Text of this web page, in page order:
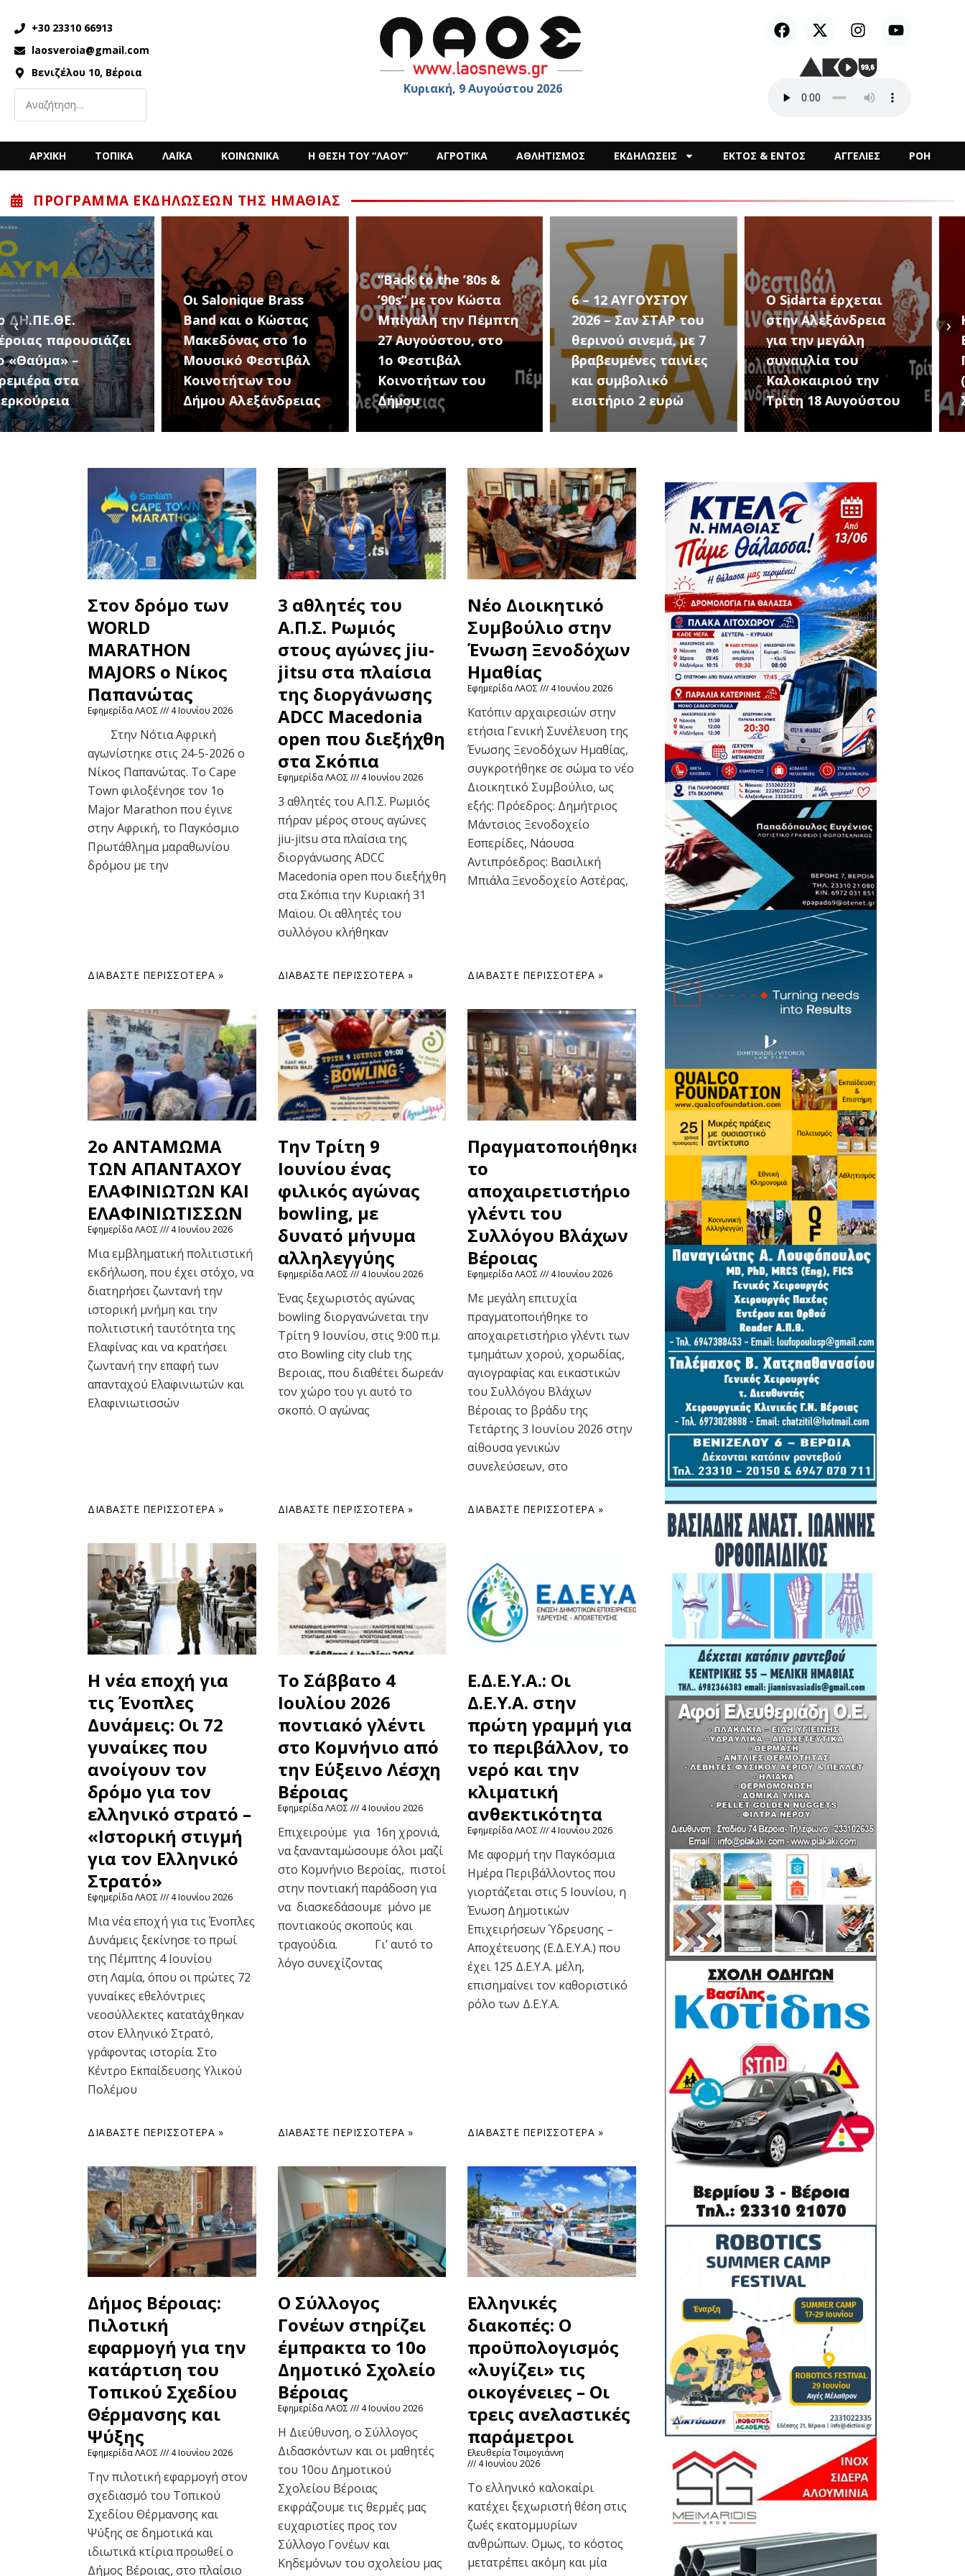
+30 23310 66913
laosveroia@gmail.com
Βενιζέλου 10, Βέροια
Κυριακή, 9 Αυγούστου 2026
ΑΡΧΙΚΗ ΤΟΠΙΚΑ ΛΑΪΚΑ ΚΟΙΝΩΝΙΚΑ Η ΘΕΣΗ ΤΟΥ “ΛΑΟΥ” ΑΓΡΟΤΙΚΑ ΑΘΛΗΤΙΣΜΟΣ ΕΚΔΗΛΩΣΕΙΣ ΕΚΤΟΣ & ΕΝΤΟΣ ΑΓΓΕΛΙΕΣ ΡΟΗ
ΠΡΌΓΡΑΜΜΑ ΕΚΔΗΛΏΣΕΩΝ ΤΗΣ ΗΜΑΘΊΑΣ
Οι Salonique Brass
Band και ο Κώστας
Μακεδόνας στο 1ο
Μουσικό Φεστιβάλ
Κοινοτήτων του
Δήμου Αλεξάνδρειας
“Back to the ’80s &
’90s” με τον Κώστα
Μπίγαλη την Πέμπτη
27 Αυγούστου, στο
1ο Φεστιβάλ
Κοινοτήτων του
Δήμου
6 – 12 ΑΥΓΟΥΣΤΟΥ
2026 – Σαν ΣΤΑΡ του
θερινού σινεμά, με 7
βραβευμένες ταινίες
και συμβολικό
εισιτήριο 2 ευρώ
Ο Sidarta έρχεται
στην Αλεξάνδρεια
για την μεγάλη
συναυλία του
Καλοκαιριού την
Τρίτη 18 Αυγούστου
Καλλιτεχνικές
Εκδηλώσεις Νέου
Προδρόμου Ημαθίας
(Μεταμόρφωση του
Σωτήρος)
‹ ›
Στον δρόμο των
WORLD
MARATHON
MAJORS ο Νίκος
Παπανώτας
Εφημερίδα ΛΑΟΣ 4 Ιουνίου 2026
Στην Νότια Αφρική
αγωνίστηκε στις 24-5-2026 ο
Νίκος Παπανώτας. Το Cape
Town φιλοξένησε τον 1ο
Major Marathon που έγινε
στην Αφρική, το Παγκόσμιο
Πρωτάθλημα μαραθωνίου
δρόμου με την
ΔΙΑΒΆΣΤΕ ΠΕΡΙΣΣΌΤΕΡΑ »
3 αθλητές του
Α.Π.Σ. Ρωμιός
στους αγώνες jiu-
jitsu στα πλαίσια
της διοργάνωσης
ADCC Macedonia
open που διεξήχθη
στα Σκόπια
Εφημερίδα ΛΑΟΣ 4 Ιουνίου 2026
3 αθλητές του Α.Π.Σ. Ρωμιός
πήραν μέρος στους αγώνες
jiu-jitsu στα πλαίσια της
διοργάνωσης ADCC
Macedonia open που διεξήχθη
στα Σκόπια την Κυριακή 31
Μαϊου. Οι αθλητές του
συλλόγου κλήθηκαν
ΔΙΑΒΆΣΤΕ ΠΕΡΙΣΣΌΤΕΡΑ »
Νέο Διοικητικό
Συμβούλιο στην
Ένωση Ξενοδόχων
Ημαθίας
Εφημερίδα ΛΑΟΣ 4 Ιουνίου 2026
Κατόπιν αρχαιρεσιών στην
ετήσια Γενική Συνέλευση της
Ένωσης Ξενοδόχων Ημαθίας,
συγκροτήθηκε σε σώμα το νέο
Διοικητικό Συμβούλιο, ως
εξής: Πρόεδρος: Δημήτριος
Μάντσιος Ξενοδοχείο
Eσπερίδες, Νάουσα
Αντιπρόεδρος: Βασιλική
Μπιάλα Ξενοδοχείο Αστέρας,
ΔΙΑΒΆΣΤΕ ΠΕΡΙΣΣΌΤΕΡΑ »
2ο ΑΝΤΑΜΩΜΑ
ΤΩΝ ΑΠΑΝΤΑΧΟΥ
ΕΛΑΦΙΝΙΩΤΩΝ ΚΑΙ
ΕΛΑΦΙΝΙΩΤΙΣΣΩΝ
Εφημερίδα ΛΑΟΣ 4 Ιουνίου 2026
Μια εμβληματική πολιτιστική
εκδήλωση, που έχει στόχο, να
διατηρήσει ζωντανή την
ιστορική μνήμη και την
πολιτιστική ταυτότητα της
Ελαφίνας και να κρατήσει
ζωντανή την επαφή των
απανταχού Ελαφινιωτών και
Ελαφινιωτισσών
ΔΙΑΒΆΣΤΕ ΠΕΡΙΣΣΌΤΕΡΑ »
Την Τρίτη 9
Ιουνίου ένας
φιλικός αγώνας
bowling, με
δυνατό μήνυμα
αλληλεγγύης
Εφημερίδα ΛΑΟΣ 4 Ιουνίου 2026
Ένας ξεχωριστός αγώνας
bowling διοργανώνεται την
Τρίτη 9 Ιουνίου, στις 9:00 π.μ.
στο Bowling city club της
Βεροιας, που διαθέτει δωρεάν
τον χώρο του γι αυτό το
σκοπό. Ο αγώνας
ΔΙΑΒΆΣΤΕ ΠΕΡΙΣΣΌΤΕΡΑ »
Πραγματοποιήθηκε
το
αποχαιρετιστήριο
γλέντι του
Συλλόγου Βλάχων
Βέροιας
Εφημερίδα ΛΑΟΣ 4 Ιουνίου 2026
Με μεγάλη επιτυχία
πραγματοποιήθηκε το
αποχαιρετιστήριο γλέντι των
τμημάτων χορού, χορωδίας,
αγιογραφίας και εικαστικών
του Συλλόγου Βλάχων
Βέροιας το βράδυ της
Τετάρτης 3 Ιουνίου 2026 στην
αίθουσα γενικών
συνελεύσεων, στο
ΔΙΑΒΆΣΤΕ ΠΕΡΙΣΣΌΤΕΡΑ »
Η νέα εποχή για
τις Ένοπλες
Δυνάμεις: Οι 72
γυναίκες που
ανοίγουν τον
δρόμο για τον
ελληνικό στρατό –
«Ιστορική στιγμή
για τον Ελληνικό
Στρατό»
Εφημερίδα ΛΑΟΣ 4 Ιουνίου 2026
Μια νέα εποχή για τις Ένοπλες
Δυνάμεις ξεκίνησε το πρωί
της Πέμπτης 4 Ιουνίου
στη Λαμία, όπου οι πρώτες 72
γυναίκες εθελόντριες
νεοσύλλεκτες κατατάχθηκαν
στον Ελληνικό Στρατό,
γράφοντας ιστορία. Στο
Κέντρο Εκπαίδευσης Υλικού
Πολέμου
ΔΙΑΒΆΣΤΕ ΠΕΡΙΣΣΌΤΕΡΑ »
Τo Σάββατο 4
Ιουλίου 2026
ποντιακό γλέντι
στο Κομνήνιο από
την Εύξεινο Λέσχη
Βέροιας
Εφημερίδα ΛΑΟΣ 4 Ιουνίου 2026
Επιχειρούμε για 16η χρονιά,
να ξανανταμώσουμε όλοι μαζί
στο Κομνήνιο Βεροίας, πιστοί
στην ποντιακή παράδοση για
να διασκεδάσουμε μόνο με
ποντιακούς σκοπούς και
τραγούδια. Γι’ αυτό το
λόγο συνεχίζοντας
ΔΙΑΒΆΣΤΕ ΠΕΡΙΣΣΌΤΕΡΑ »
Ε.Δ.Ε.Υ.Α.: Οι
Δ.Ε.Υ.Α. στην
πρώτη γραμμή για
το περιβάλλον, το
νερό και την
κλιματική
ανθεκτικότητα
Εφημερίδα ΛΑΟΣ 4 Ιουνίου 2026
Με αφορμή την Παγκόσμια
Ημέρα Περιβάλλοντος που
γιορτάζεται στις 5 Ιουνίου, η
Ένωση Δημοτικών
Επιχειρήσεων Ύδρευσης –
Αποχέτευσης (Ε.Δ.Ε.Υ.Α.) που
έχει 125 Δ.Ε.Υ.Α. μέλη,
επισημαίνει τον καθοριστικό
ρόλο των Δ.Ε.Υ.Α.
ΔΙΑΒΆΣΤΕ ΠΕΡΙΣΣΌΤΕΡΑ »
Δήμος Βέροιας:
Πιλοτική
εφαρμογή για την
κατάρτιση του
Τοπικού Σχεδίου
Θέρμανσης και
Ψύξης
Εφημερίδα ΛΑΟΣ 4 Ιουνίου 2026
Την πιλοτική εφαρμογή στον
σχεδιασμό του Τοπικού
Σχεδίου Θέρμανσης και
Ψύξης σε δημοτικά και
ιδιωτικά κτίρια προωθεί ο
Δήμος Βέροιας, στο πλαίσιο
Ο Σύλλογος
Γονέων στηρίζει
έμπρακτα το 10ο
Δημοτικό Σχολείο
Βέροιας
Εφημερίδα ΛΑΟΣ 4 Ιουνίου 2026
Η Διεύθυνση, ο Σύλλογος
Διδασκόντων και οι μαθητές
του 10ου Δημοτικού
Σχολείου Βέροιας
εκφράζουμε τις θερμές μας
ευχαριστίες προς τον
Σύλλογο Γονέων και
Κηδεμόνων του σχολείου μας
Ελληνικές
διακοπές: Ο
προϋπολογισμός
«λυγίζει» τις
οικογένειες – Οι
τρεις ανελαστικές
παράμετροι
Ελευθερία Τσιμογιάννη
4 Ιουνίου 2026
Το ελληνικό καλοκαίρι
κατέχει ξεχωριστή θέση στις
ζωές εκατομμυρίων
ανθρώπων. Ομως, το κόστος
μετατρέπει ακόμη και μία